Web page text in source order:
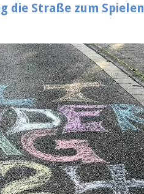
die Straße zum Spielen